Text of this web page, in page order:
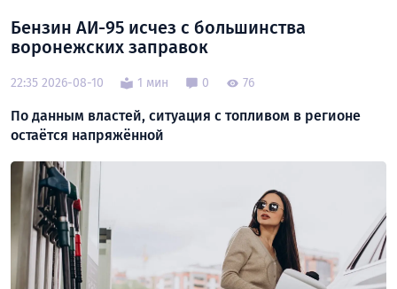
Бензин АИ-95 исчез с большинства
воронежских заправок
22:35 2026-08-10 1 мин 0 76
По данным властей, ситуация с топливом в регионе
остаётся напряжённой